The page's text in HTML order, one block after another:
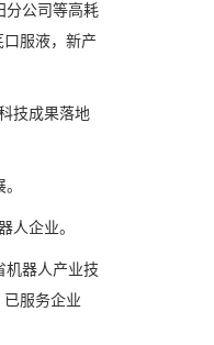
分公司等高耗
服液，新产
技成果落地
企业。
器人产业技
服务企业